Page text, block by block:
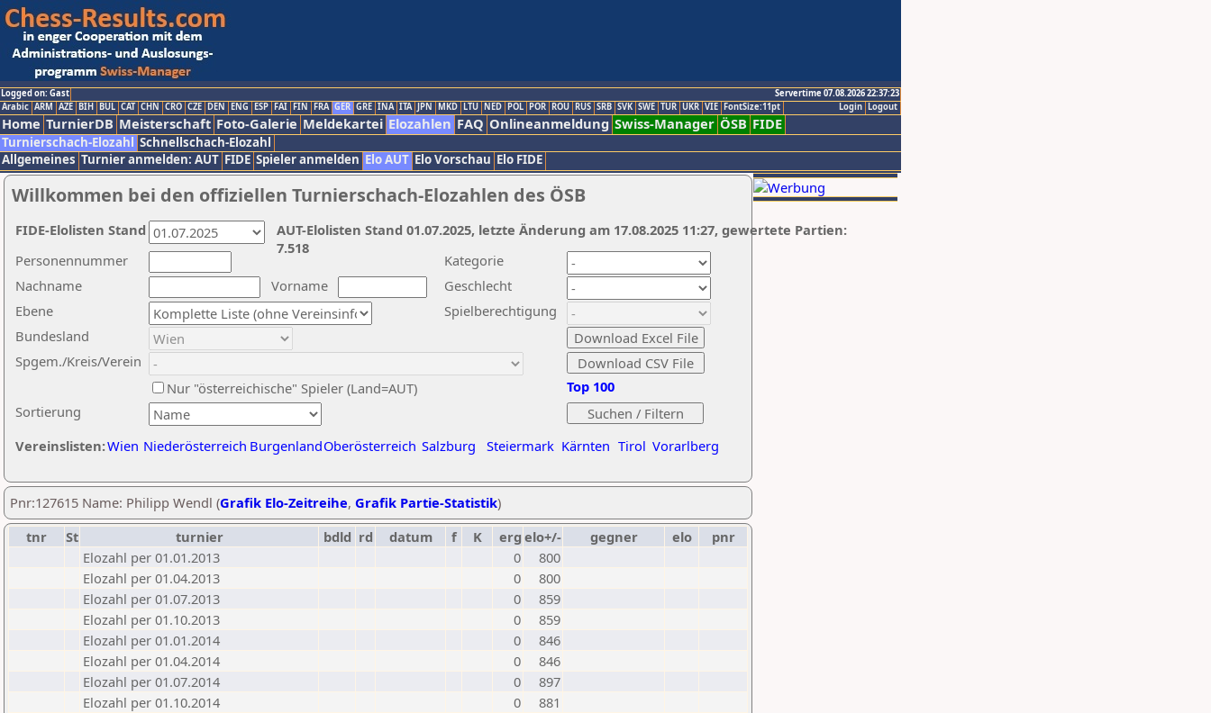
Logged on: Gast
Servertime 07.08.2026 22:37:23
Logout
Login
Arabic ARM AZE BIH BUL CAT CHN CRO CZE DEN ENG ESP FAI FIN FRA GER GRE INA ITA JPN MKD LTU NED POL POR ROU RUS SRB SVK SWE TUR UKR VIE FontSize:11pt
Home TurnierDB Meisterschaft Foto-Galerie Meldekartei Elozahlen FAQ Onlineanmeldung Swiss-Manager ÖSB FIDE
Turnierschach-Elozahl Schnellschach-Elozahl
Allgemeines Turnier anmelden: AUT FIDE Spieler anmelden Elo AUT Elo Vorschau Elo FIDE
Willkommen bei den offiziellen Turnierschach-Elozahlen des ÖSB
Nachname
Vorname
Ebene
Kategorie
Sortierung
Personennummer
Bundesland
Spgem./Kreis/Verein
Geschlecht
Nur "österreichische" Spieler (Land=AUT)
Spielberechtigung
Vereinslisten:Wien Niederösterreich BurgenlandOberösterreich Salzburg Steiermark Kärnten Tirol Vorarlberg
Top 100
AUT-Elolisten Stand 01.07.2025, letzte Änderung am 17.08.2025 11:27, gewertete Partien:
7.518
FIDE-Elolisten Stand
Pnr:127615 Name: Philipp Wendl (Grafik Elo-Zeitreihe, Grafik Partie-Statistik)
tnr
St turnier bdld rd datum f K erg elo+/- gegner elo
pnr
Elozahl per 01.01.2013
0
800
Elozahl per 01.04.2013
0
800
Elozahl per 01.07.2013
0
859
Elozahl per 01.10.2013
0
859
Elozahl per 01.01.2014
0
846
Elozahl per 01.04.2014
0
846
Elozahl per 01.07.2014
0
897
Elozahl per 01.10.2014
0
881